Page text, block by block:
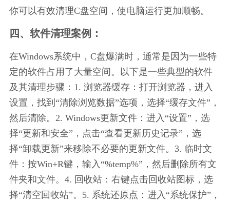
你可以有效清理C盘空间，使电脑运行更加顺畅。
四、软件清理案例：
在Windows系统中，C盘爆满时，通常是因为一些特
定的软件占用了大量空间。以下是一些典型的软件
及其清理步骤：1. 浏览器缓存：打开浏览器，进入
设置，找到“清除浏览数据”选项，选择“缓存文件”，
然后清除。2. Windows更新文件：进入“设置”，选
择“更新和安全”，点击“查看更新历史记录”，选
择“卸载更新”来移除不必要的更新文件。3. 临时文
件：按Win+R键，输入“%temp%”，然后删除所有文
件夹和文件。4. 回收站：右键点击回收站图标，选
择“清空回收站”。5. 系统还原点：进入“系统保护”，